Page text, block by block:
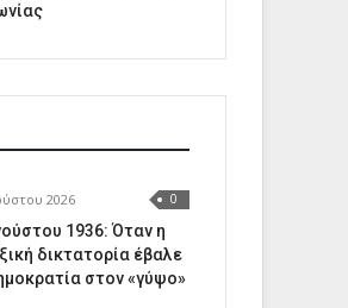
2026 0
1936: Όταν η
δικτατορία έβαλε
στον «γύψο»